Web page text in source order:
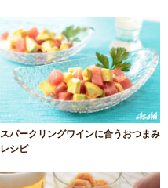
スパークリングワインに合うおつまみ
レシピ